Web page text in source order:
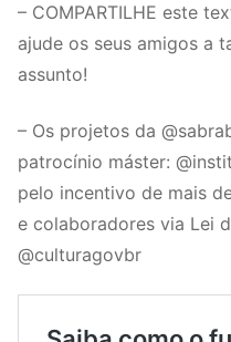
– COMPARTILHE este
ajude os seus amigos a
assunto!
– Os projetos da
patrocínio máster:
pelo incentivo de mais
e colaboradores via Lei
@culturagovbr